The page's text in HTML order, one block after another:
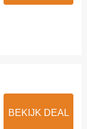
BEKIJK DEAL